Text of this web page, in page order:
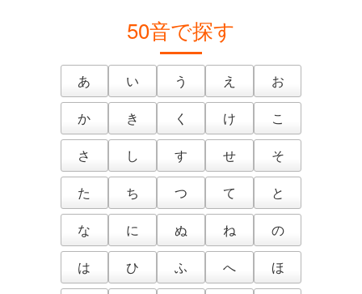
50音で探す
あ い う え
お
か
き く け
こ
さ
し す せ
そ
た
ち つ て
と
な
に ぬ ね
の
は
ひ ふ へ
ほ